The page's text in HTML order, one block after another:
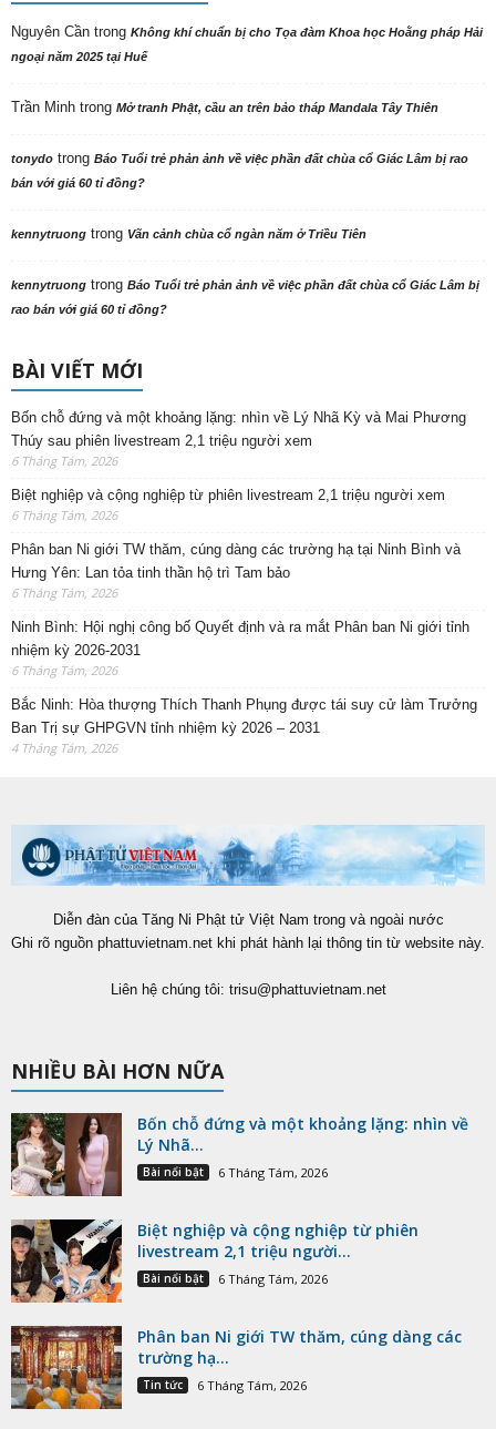
Nguyên Cần trong Không khí chuẩn bị cho Tọa đàm Khoa học Hoằng pháp Hải
ngoại năm 2025 tại Huế
Trần Minh trong Mở tranh Phật, cầu an trên bảo tháp Mandala Tây Thiên
tonydo trong Báo Tuổi trẻ phản ảnh về việc phần đất chùa cổ Giác Lâm bị rao
bán với giá 60 tỉ đồng?
kennytruong trong Vãn cảnh chùa cổ ngàn năm ở Triều Tiên
kennytruong trong Báo Tuổi trẻ phản ảnh về việc phần đất chùa cổ Giác Lâm bị
rao bán với giá 60 tỉ đồng?
BÀI VIẾT MỚI
Bốn chỗ đứng và một khoảng lặng: nhìn về Lý Nhã Kỳ và Mai Phương
Thúy sau phiên livestream 2,1 triệu người xem
6 Tháng Tám, 2026
Biệt nghiệp và cộng nghiệp từ phiên livestream 2,1 triệu người xem
6 Tháng Tám, 2026
Phân ban Ni giới TW thăm, cúng dàng các trường hạ tại Ninh Bình và
Hưng Yên: Lan tỏa tinh thần hộ trì Tam bảo
6 Tháng Tám, 2026
Ninh Bình: Hội nghị công bố Quyết định và ra mắt Phân ban Ni giới tỉnh
nhiệm kỳ 2026-2031
6 Tháng Tám, 2026
Bắc Ninh: Hòa thượng Thích Thanh Phụng được tái suy cử làm Trưởng
Ban Trị sự GHPGVN tỉnh nhiệm kỳ 2026 – 2031
4 Tháng Tám, 2026
Diễn đàn của Tăng Ni Phật tử Việt Nam trong và ngoài nước
Ghi rõ nguồn phattuvietnam.net khi phát hành lại thông tin từ website này.
Liên hệ chúng tôi: trisu@phattuvietnam.net
NHIỀU BÀI HƠN NỮA
Bốn chỗ đứng và một khoảng lặng: nhìn về
Lý Nhã...
Bài nổi bật 6 Tháng Tám, 2026
Biệt nghiệp và cộng nghiệp từ phiên
livestream 2,1 triệu người...
Bài nổi bật 6 Tháng Tám, 2026
Phân ban Ni giới TW thăm, cúng dàng các
trường hạ...
Tin tức 6 Tháng Tám, 2026